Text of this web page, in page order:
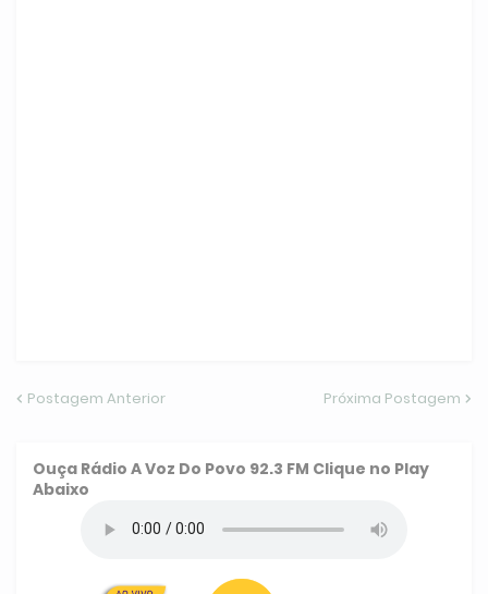
Postagem Anterior Próxima Postagem
Ouça Rádio A Voz Do Povo 92.3 FM Clique no Play
Abaixo